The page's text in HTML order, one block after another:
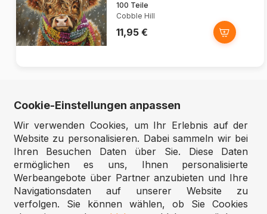
100 Teile
Cobble Hill
11,95 €
100 Teile
Cobble Hill
11,95 €
Cookie-Einstellungen anpassen
Wir verwenden Cookies, um Ihr Erlebnis auf der
Website zu personalisieren. Dabei sammeln wir bei
Ihren Besuchen Daten über Sie. Diese Daten
ermöglichen es uns, Ihnen personalisierte
Werbeangebote über Partner anzubieten und Ihre
Navigationsdaten auf unserer Website zu
verfolgen. Sie können wählen, ob Sie Cookies